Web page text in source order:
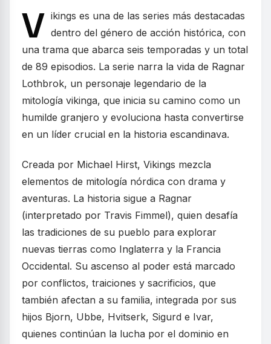
V ikings es una de las series más destacadas
dentro del género de acción histórica, con
una trama que abarca seis temporadas y un total
de 89 episodios. La serie narra la vida de Ragnar
Lothbrok, un personaje legendario de la
mitología vikinga, que inicia su camino como un
humilde granjero y evoluciona hasta convertirse
en un líder crucial en la historia escandinava.
Creada por Michael Hirst, Vikings mezcla
elementos de mitología nórdica con drama y
aventuras. La historia sigue a Ragnar
(interpretado por Travis Fimmel), quien desafía
las tradiciones de su pueblo para explorar
nuevas tierras como Inglaterra y la Francia
Occidental. Su ascenso al poder está marcado
por conflictos, traiciones y sacrificios, que
también afectan a su familia, integrada por sus
hijos Bjorn, Ubbe, Hvitserk, Sigurd e Ivar,
quienes continúan la lucha por el dominio en